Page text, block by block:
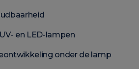
en LED-lampen
onder de lamp